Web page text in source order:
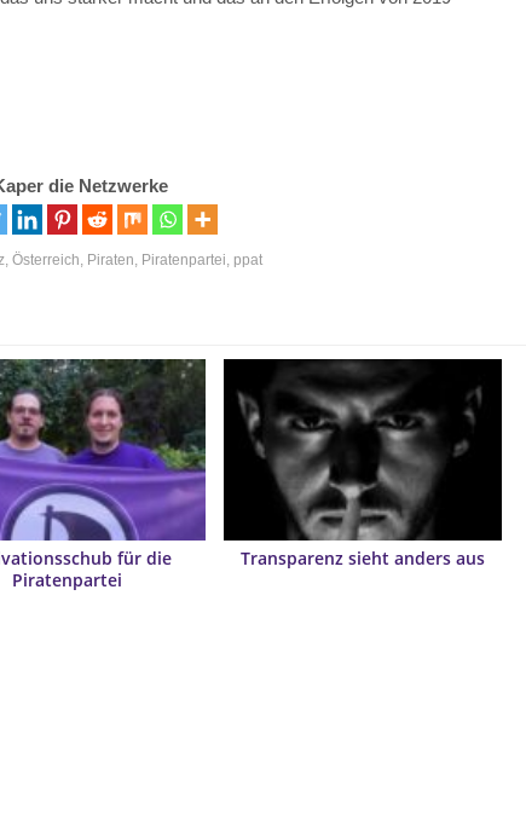
die Netzwerke
,Österreich, Piraten, Piratenpartei, ppat
für die
Piratenpartei
Transparenz sieht anders aus